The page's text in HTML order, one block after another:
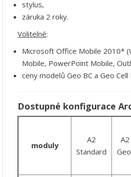
stylus,
záruka 2 roky.
Volitelné:
Microsoft Office Mobile 2010*
Mobile, PowerPoint Mobile,
ceny modelů Geo BC a Geo Cell
Dostupné konfigurace
moduly
A2
Standard
A2
Geo